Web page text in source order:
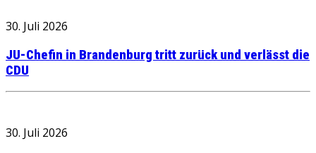
30. Juli 2026
JU-Chefin in Brandenburg tritt zurück und verlässt die
CDU
30. Juli 2026